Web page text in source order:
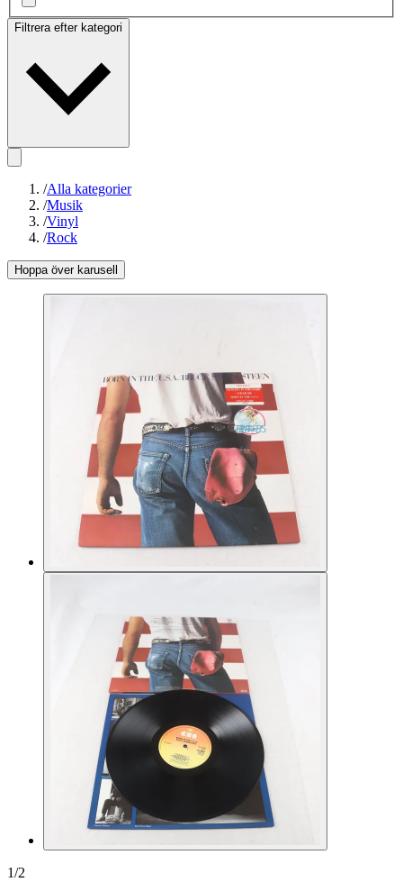
Filtrera efter kategori
/Alla kategorier
/Musik
/Vinyl
/Rock
Hoppa över karusell
1/2